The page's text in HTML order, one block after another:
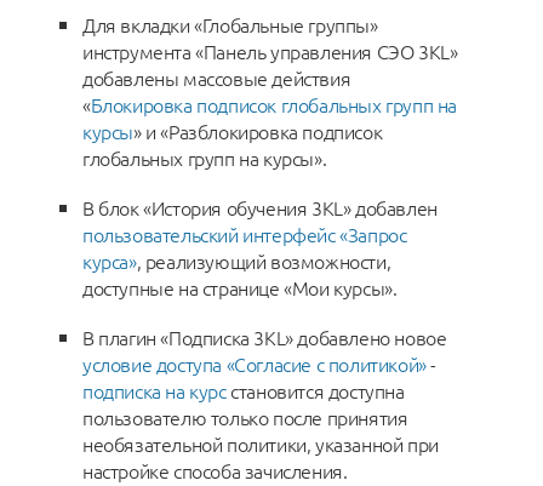
Для вкладки «Глобальные группы»
инструмента «Панель управления СЭО 3KL»
добавлены массовые действия
«Блокировка подписок глобальных групп на
курсы» и «Разблокировка подписок
глобальных групп на курсы».
В блок «История обучения 3KL» добавлен
пользовательский интерфейс «Запрос
курса», реализующий возможности,
доступные на странице «Мои курсы».
В плагин «Подписка 3KL» добавлено новое
условие доступа «Согласие с политикой»-
подписка на курсстановится доступна
пользователю только после принятия
необязательной политики, указанной при
настройке способа зачисления.